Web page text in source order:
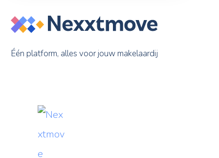
Één platform, alles voor jouw makelaardij